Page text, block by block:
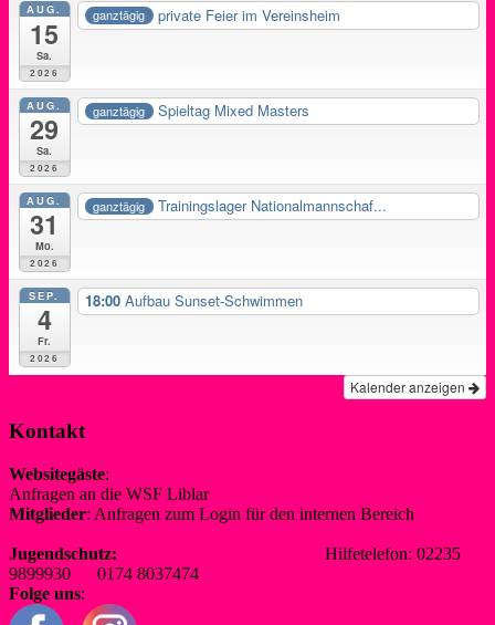
AUG.
15
Sa.
2026
ganztägig private Feier im Vereinsheim
AUG.
29
Sa.
2026
ganztägig Spieltag Mixed Masters
AUG.
31
Mo.
2026
ganztägig Trainingslager Nationalmannschaf...
SEP.
4
Fr.
2026
18:00 Aufbau Sunset-Schwimmen
Kalender anzeigen
Kontakt
Websitegäste:
Anfragen an die WSF Liblar
Mitglieder: Anfragen zum Login für den internen Bereich
Jugendschutz:
Hilfetelefon: 02235
9899930 0174 8037474
Folge uns: